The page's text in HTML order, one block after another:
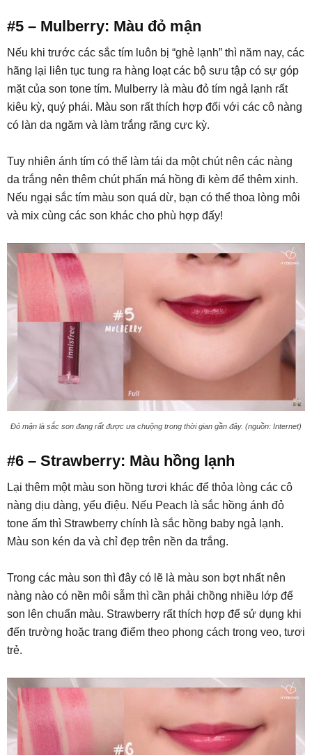
#5 – Mulberry: Màu đỏ mận
Nếu khi trước các sắc tím luôn bị “ghẻ lạnh” thì năm nay, các
hãng lại liên tục tung ra hàng loạt các bộ sưu tập có sự góp
mặt của son tone tím. Mulberry là màu đỏ tím ngả lạnh rất
kiêu kỳ, quý phái. Màu son rất thích hợp đối với các cô nàng
có làn da ngăm và làm trắng răng cực kỳ.
Tuy nhiên ánh tím có thể làm tái da một chút nên các nàng
da trắng nên thêm chút phấn má hồng đi kèm để thêm xinh.
Nếu ngại sắc tím màu son quá dừ, bạn có thể thoa lòng môi
và mix cùng các son khác cho phù hợp đấy!
Đỏ mận là sắc son đang rất được ưa chuộng trong thời gian gần đây. (nguồn: Internet)
#6 – Strawberry: Màu hồng lạnh
Lại thêm một màu son hồng tươi khác để thỏa lòng các cô
nàng dịu dàng, yểu điệu. Nếu Peach là sắc hồng ánh đỏ
tone ấm thì Strawberry chính là sắc hồng baby ngả lạnh.
Màu son kén da và chỉ đẹp trên nền da trắng.
Trong các màu son thì đây có lẽ là màu son bợt nhất nên
nàng nào có nền môi sẫm thì cần phải chồng nhiều lớp để
son lên chuẩn màu. Strawberry rất thích hợp để sử dụng khi
đến trường hoặc trang điểm theo phong cách trong veo, tươi
trẻ.